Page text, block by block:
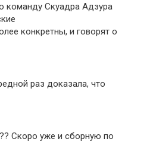
команду Скуадра Адзура
конкретны, и говорят о
раз доказала, что
Скоро уже и сборную по